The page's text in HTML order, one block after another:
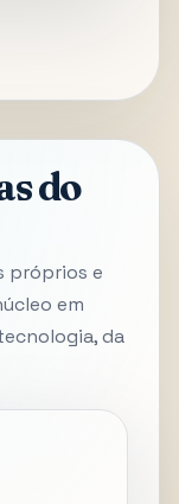
do
próprios e
em
da